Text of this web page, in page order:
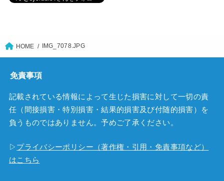
HOME IMG_7078.JPG
免責事項
記載されている情報によって生じた損害に対して一切の責
任（間接損害・特別損害・結果的損害及び付随的損害）を
負うものではありません。予めご了承ください。
▷ プライバシーポリシー（著作権・引用・免責事項など）
はこちら